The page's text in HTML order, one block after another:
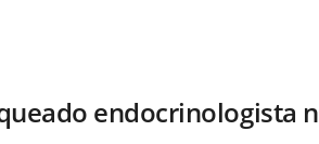
endocrinologista